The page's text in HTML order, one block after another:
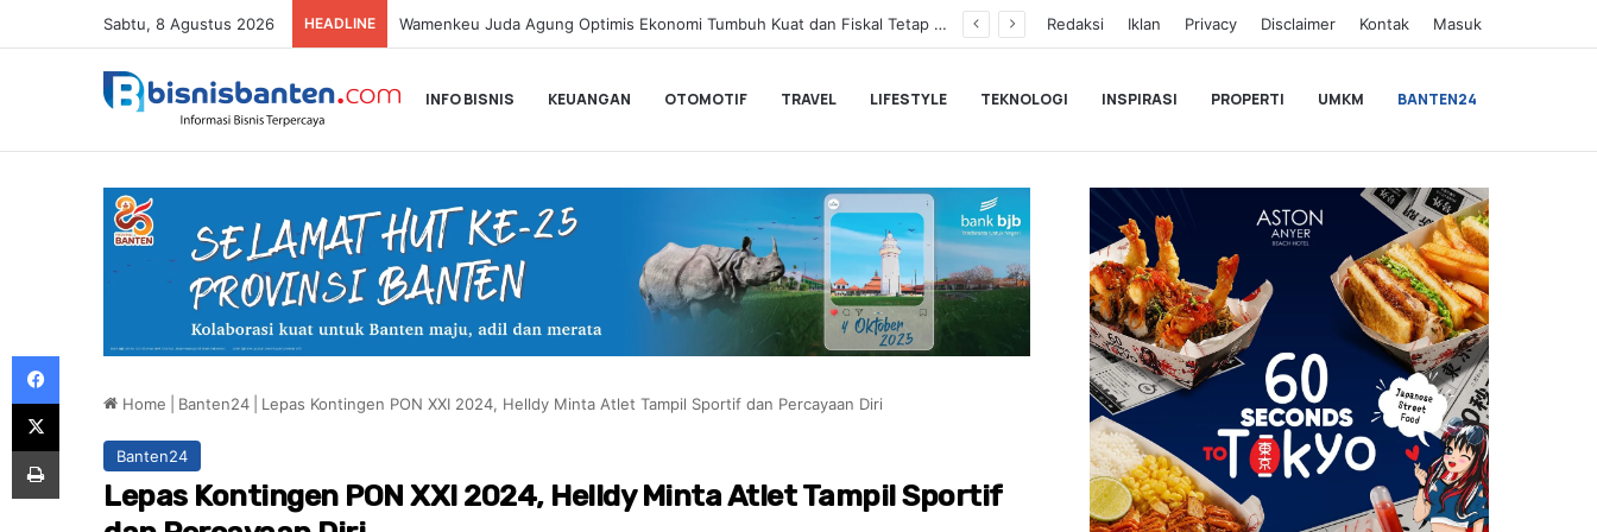
Sabtu, 8 Agustus 2026 HEADLINE Astra Honda Siap Lanjutkan Performa Positif di ARRC Mandalika 2026 Redaksi Iklan Privacy Disclaimer Kontak Masuk
INFO BISNIS KEUANGAN OTOMOTIF TRAVEL LIFESTYLE TEKNOLOGI INSPIRASI PROPERTI UMKM BANTEN24
Home Banten24 Lepas Kontingen PON XXI 2024, Helldy Minta Atlet Tampil Sportif dan Percayaan Diri
Banten24
Lepas Kontingen PON XXI 2024, Helldy Minta Atlet Tampil Sportif
Facebook